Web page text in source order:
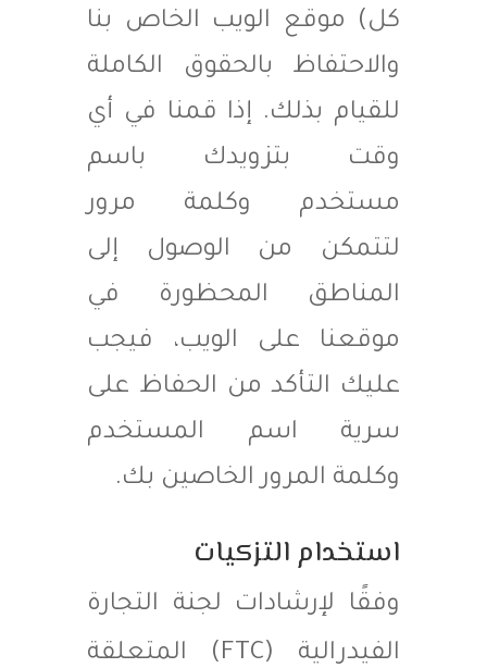
كل) موقع الويب الخاص بنا
والاحتفاظ بالحقوق الكاملة
للقيام بذلك. إذا قمنا في أي
وقت بتزويدك باسم
مستخدم وكلمة مرور
لتتمكن من الوصول إلى
المناطق المحظورة في
موقعنا على الويب، فيجب
عليك التأكد من الحفاظ على
سرية اسم المستخدم
وكلمة المرور الخاصين بك.
استخدام التزكيات
وفقًا لإرشادات لجنة التجارة
الفيدرالية (FTC) المتعلقة